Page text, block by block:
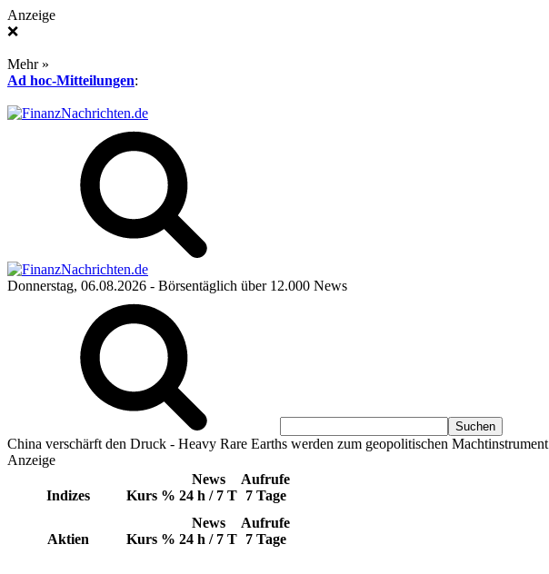
Anzeige
❌
Mehr »
Ad hoc-Mitteilungen:
Donnerstag, 06.08.2026 - Börsentäglich über 12.000 News
China verschärft den Druck - Heavy Rare Earths werden zum geopolitischen Machtinstrument
Anzeige
Indizes Kurs %
News
24 h / 7 T
Aufrufe
7 Tage
Aktien Kurs %
News
24 h / 7 T
Aufrufe
7 Tage